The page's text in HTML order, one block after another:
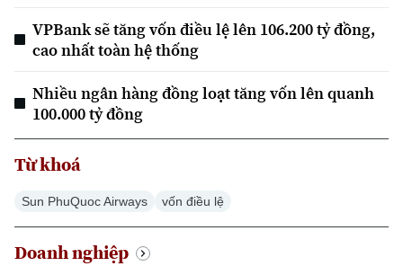
VPBank sẽ tăng vốn điều lệ lên 106.200 tỷ đồng,
cao nhất toàn hệ thống
Nhiều ngân hàng đồng loạt tăng vốn lên quanh
100.000 tỷ đồng
Từ khoá
Sun PhuQuoc Airways vốn điều lệ
Doanh nghiệp